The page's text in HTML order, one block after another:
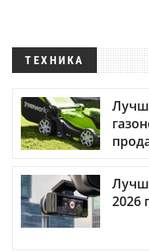
ТЕХНИКА
2026